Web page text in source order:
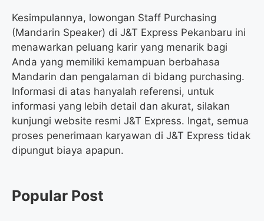
Kesimpulannya, lowongan Staff Purchasing
(Mandarin Speaker) di J&T Express Pekanbaru ini
menawarkan peluang karir yang menarik bagi
Anda yang memiliki kemampuan berbahasa
Mandarin dan pengalaman di bidang purchasing.
Informasi di atas hanyalah referensi, untuk
informasi yang lebih detail dan akurat, silakan
kunjungi website resmi J&T Express. Ingat, semua
proses penerimaan karyawan di J&T Express tidak
dipungut biaya apapun.
Popular Post